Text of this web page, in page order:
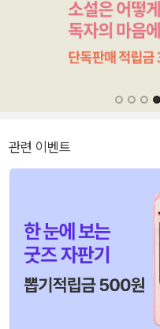
관련 이벤트